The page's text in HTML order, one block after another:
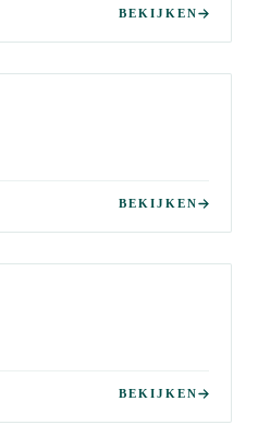
BEKIJKEN
BEKIJKEN
BEKIJKEN